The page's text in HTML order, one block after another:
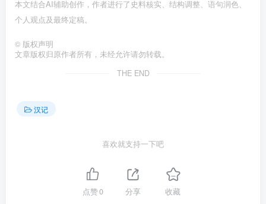
本文结合AI辅助创作，作者进行了史料核实、结构调整、语句润色、
个人观点及最终定稿。󠄹󠅀󠄪󠄢󠄡󠄦󠄞󠄧󠄣󠄞󠄢󠄡󠄦󠄞󠄡󠄠󠄡󠅬󠅅󠅃󠄵󠅂󠄪󠅗󠅥󠅕󠅣󠅤󠅬󠅄󠄹󠄽󠄵󠄪󠄢󠄠󠄢󠄦󠄝󠄠󠄨󠄝󠄠󠄩󠄐󠄡󠄢󠄪󠄢󠄩󠄪󠄡󠄢󠅬󠅨󠅙󠅑󠅟󠅗󠅒󠄞󠅓󠅟󠅝󠄐󠇕󠆠󠅿󠇖󠆄󠆩󠇕󠅿󠆈󠇗󠆭󠆁󠄐󠇗󠅹󠅸󠇖󠆍󠅳󠇖󠅹󠅰󠇖󠆌󠅹
© 版权声明
文章版权归原作者所有，未经允许请勿转载。
THE END
汉记
喜欢就支持一下吧
点赞0 分享 收藏